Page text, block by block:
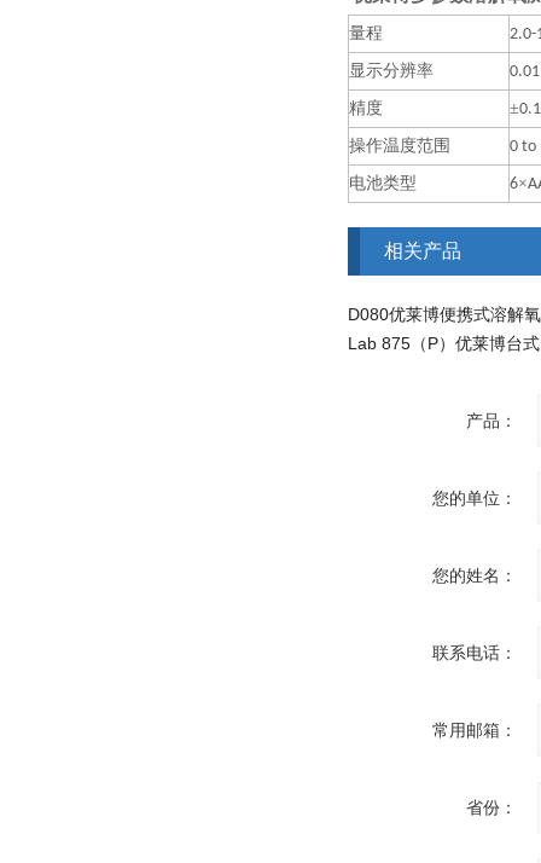
量程
2.0-
显示分辨率
0.01
精度
±
操作温度范围
0 to
电池类型
6×
相关产品
D080优莱博便携式溶解
产品：
您的单位：
您的姓名：
联系电话：
常用邮箱：
省份：